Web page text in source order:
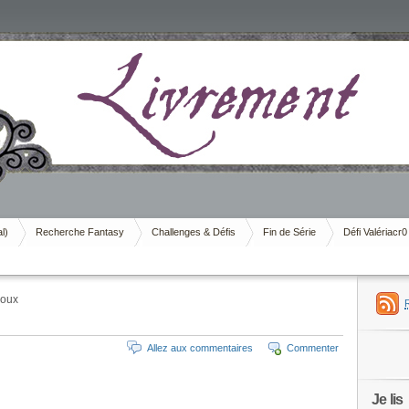
Recherche Fantasy Challenges & Défis Fin de Série Défi Valériacr0
Commenter
Allez aux commentaires
Je lis